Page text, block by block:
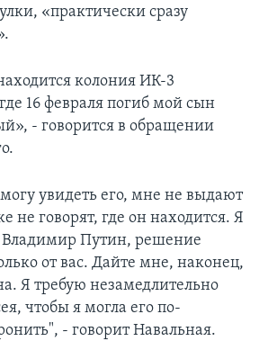
«практически сразу
колония ИК-3
16 февраля погиб мой сын
- говорится в обращении
увидеть его, мне не выдают
не говорят, где он находится. Я
Путин, решение
от вас. Дайте мне, наконец,
Я требую незамедлительно
чтобы я могла его по-
- говорит Навальная.